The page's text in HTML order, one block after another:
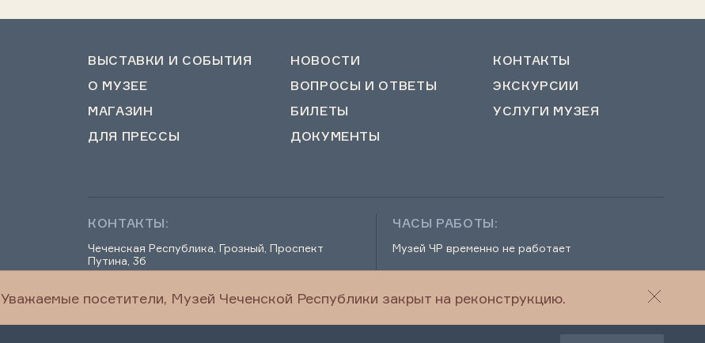
ВЫСТАВКИ И СОБЫТИЯ НОВОСТИ
КОНТАКТЫ
О МУЗЕЕ
ВОПРОСЫ И ОТВЕТЫ
ЭКСКУРСИИ
МАГАЗИН
БИЛЕТЫ
УСЛУГИ МУЗЕЯ
ДЛЯ ПРЕССЫ
ДОКУМЕНТЫ
КОНТАКТЫ:
Чеченская Республика, Грозный, Проспект
Путина, 3б
ЧАСЫ РАБОТЫ:
Музей ЧР временно не работает
Уважаемые посетители, Музей Чеченской Республики закрыт на реконструкцию.